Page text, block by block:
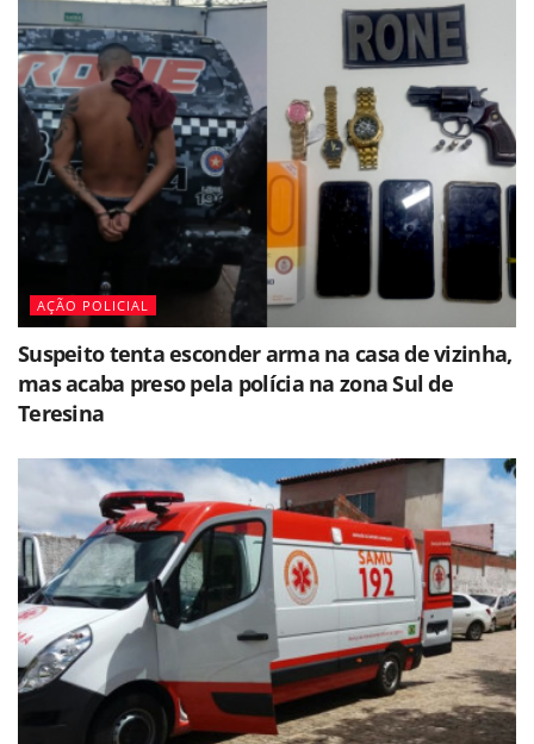
AÇÃO POLICIAL
Suspeito tenta esconder arma na casa de vizinha,
mas acaba preso pela polícia na zona Sul de
Teresina